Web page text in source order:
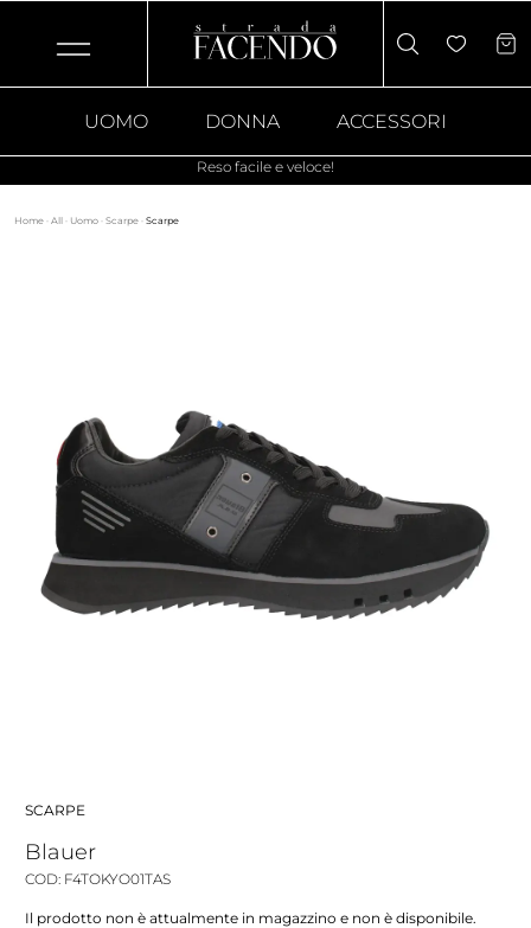
UOMO DONNA ACCESSORI
Reso facile e veloce!
Home · All · Uomo · Scarpe · Scarpe
SCARPE
Blauer
COD: F4TOKYO01TAS
Il prodotto non è attualmente in magazzino e non è disponibile.